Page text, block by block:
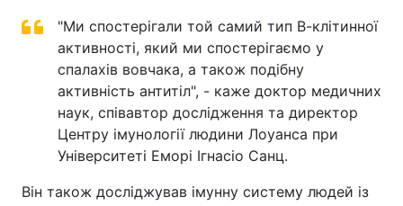
"Ми спостерігали той самий тип В-клітинної
активності, який ми спостерігаємо у
спалахів вовчака, а також подібну
активність антитіл", - каже доктор медичних
наук, співавтор дослідження та директор
Центру імунології людини Лоуанса при
Університеті Еморі Ігнасіо Санц.
Він також досліджував імунну систему людей із